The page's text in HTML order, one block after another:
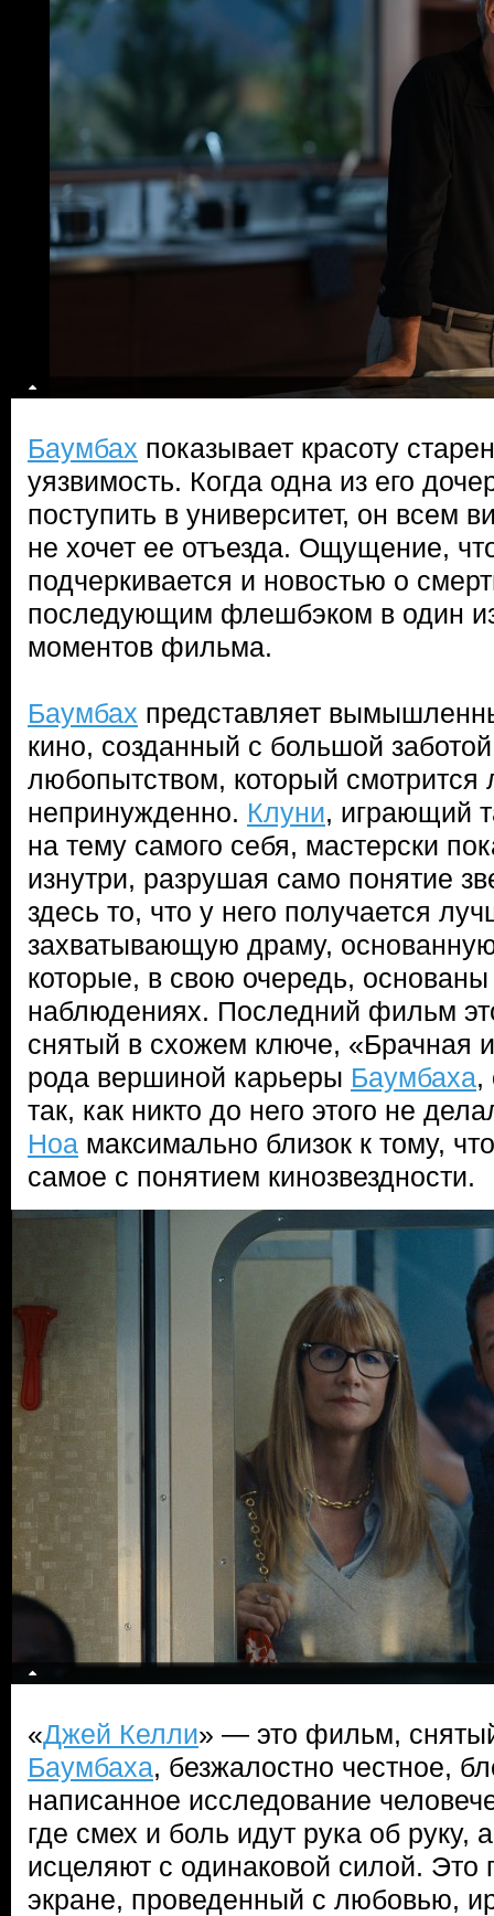
Баумбах показывает красоту
уязвимость. Когда одна из его
поступить в университет, он всем
не хочет ее отъезда. Ощущение,
подчеркивается и новостью о
последующим флешбэком в один
моментов фильма.
Баумбах представляет
кино, созданный с большой
любопытством, который смотрится
непринужденно. Клуни, играющий
на тему самого себя, мастерски
изнутри, разрушая само понятие
здесь то, что у него получается
захватывающую драму,
которые, в свою очередь,
наблюдениях. Последний фильм
снятый в схожем ключе, «Брачная
рода вершиной карьеры Баумбаха,
так, как никто до него этого не
Ноа максимально близок к тому,
самое с понятием кинозвездности.
«Джей Келли» — это фильм,
Баумбаха, безжалостно честное,
написанное исследование
где смех и боль идут рука об руку,
исцеляют с одинаковой силой. Это
экране, проведенный с любовью,